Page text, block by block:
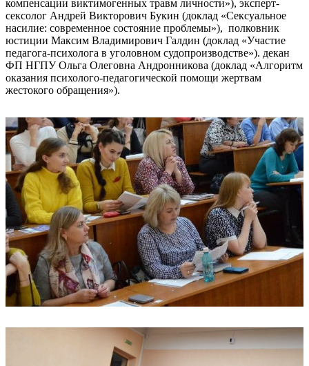
компенсации виктимогенных травм личности»), эксперт-
сексолог Андрей Викторович Букин (доклад «Сексуальное
насилие: современное состояние проблемы»), полковник
юстиции Максим Владимирович Галдин (доклад «Участие
педагога-психолога в уголовном судопроизводстве»). декан
ФП НГПУ Ольга Олеговна Андронникова (доклад «Алгоритм
оказания психолого-педагогической помощи жертвам
жестокого обращения»).